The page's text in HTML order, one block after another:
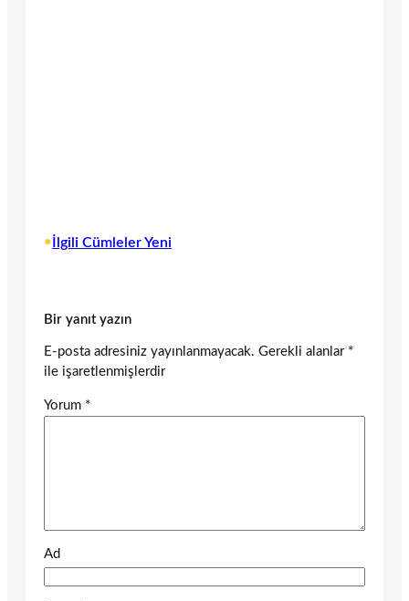
• İlgili Cümleler Yeni
Bir yanıt yazın
E-posta adresiniz yayınlanmayacak. Gerekli alanlar *
ile işaretlenmişlerdir
Yorum *
Ad